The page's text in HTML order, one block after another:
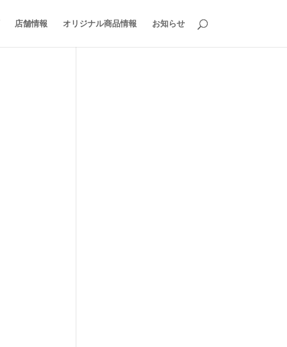
店舗情報 オリジナル商品情報 お知らせ